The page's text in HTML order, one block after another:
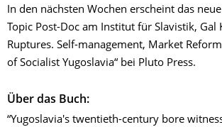
In den nächsten Wochen erscheint das
Topic Post-Doc am Institut für Slavistik, Gal
Ruptures. Self-management, Market
of Socialist Yugoslavia“ bei Pluto Press.
Über das Buch:
“Yugoslavia's twentieth-century bore